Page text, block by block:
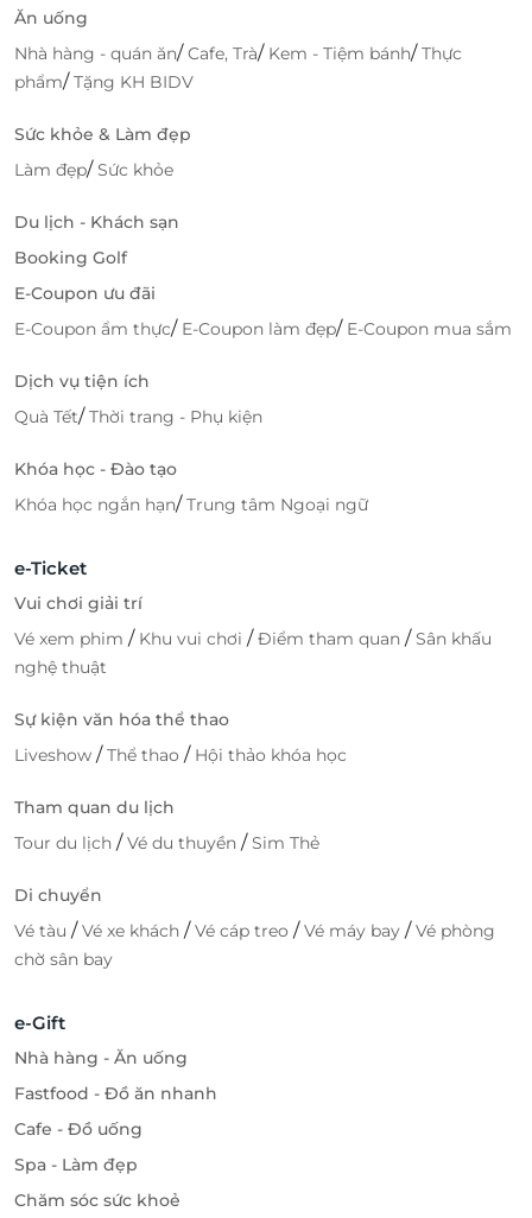
Ăn uống
Nhà hàng - quán ăn/Cafe, Trà/ Kem - Tiệm bánh/Thực
phẩm/Tặng KH BIDV
Sức khỏe & Làm đẹp
Làm đẹp/Sức khỏe
Du lịch - Khách sạn
Booking Golf
E-Coupon ưu đãi
E-Coupon ẩm thực/ E-Coupon làm đẹp/ E-Coupon mua sắm
Dịch vụ tiện ích
Quà Tết/Thời trang - Phụ kiện
Khóa học - Đào tạo
Khóa học ngắn hạn/Trung tâm Ngoại ngữ
e-Ticket
Vui chơi giải trí
Vé xem phim / Khu vui chơi /Điểm tham quan /Sân khấu
nghệ thuật
Sự kiện văn hóa thể thao
Liveshow /Thể thao / Hội thảo khóa học
Tham quan du lịch
Tour du lịch /Vé du thuyền /Sim Thẻ
Di chuyển
Vé tàu /Vé xe khách /Vé cáp treo /Vé máy bay /Vé phòng
chờ sân bay
e-Gift
Nhà hàng - Ăn uống
Fastfood - Đồ ăn nhanh
Cafe - Đồ uống
Spa - Làm đẹp
Chăm sóc sức khoẻ